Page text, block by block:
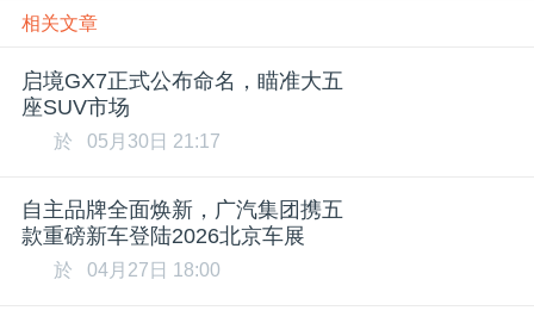
相关文章
启境GX7正式公布命名，瞄准大五
座SUV市场
於 05月30日 21:17
自主品牌全面焕新，广汽集团携五
款重磅新车登陆2026北京车展
於 04月27日 18:00